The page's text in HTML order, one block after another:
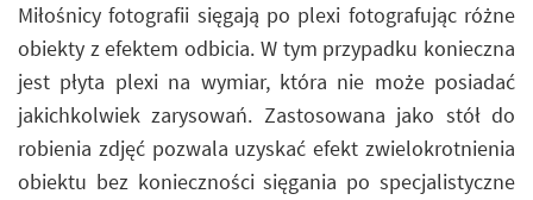
Miłośnicy fotografii sięgają po plexi fotografując różne
obiekty z efektem odbicia. W tym przypadku konieczna
jest płyta plexi na wymiar, która nie może posiadać
jakichkolwiek zarysowań. Zastosowana jako stół do
robienia zdjęć pozwala uzyskać efekt zwielokrotnienia
obiektu bez konieczności sięgania po specjalistyczne